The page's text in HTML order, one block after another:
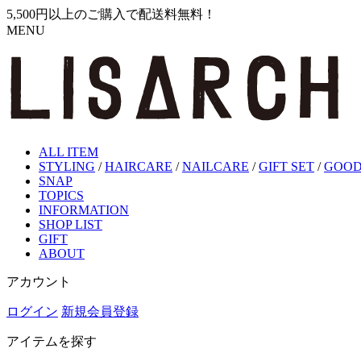
5,500円以上のご購入で配送料無料！
MENU
ALL ITEM
STYLING /HAIRCARE /NAILCARE /GIFT SET /
SNAP
TOPICS
INFORMATION
SHOP LIST
GIFT
ABOUT
アカウント
ログイン 新規会員登録
アイテムを探す